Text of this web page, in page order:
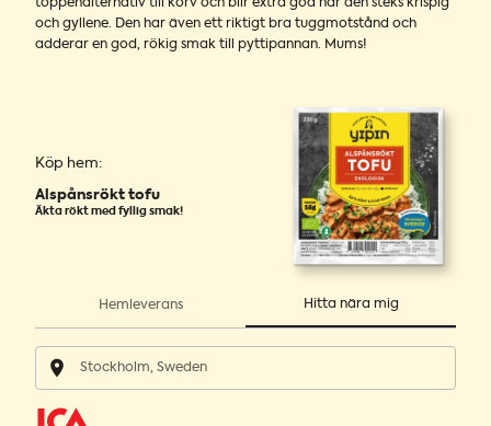
toppenalternativ till korv och blir extra god när den steks krispig
och gyllene. Den har även ett riktigt bra tuggmotstånd och
adderar en god, rökig smak till pyttipannan. Mums!
Köp hem:
Alspånsrökt tofu
Äkta rökt med fyllig smak!
Hemleverans Hitta nära mig